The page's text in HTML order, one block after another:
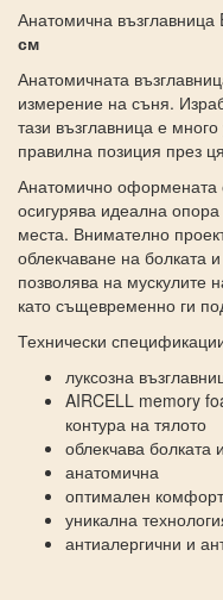
Анатомична възглавница
см
Анатомичната
измерение на съня.
тази възглавница е
правилна позиция през
Анатомично оформената
осигурява идеална
места. Внимателно
облекчаване на болката
позволява на мускулите
като същевременно ги
Технически
луксозна
AIRCELL memory
контура на тялото
облекчава болката
анатомична
оптимален
уникална
антиалергични и